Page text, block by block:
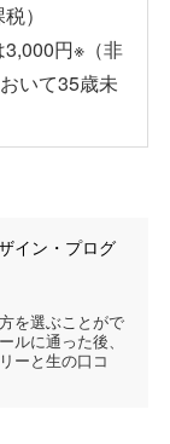
）
円※（非
いて35歳未
イン・プログ
を選ぶことがで
ルに通った後、
ーと生の口コ